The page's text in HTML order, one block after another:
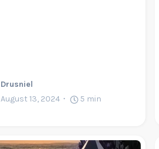
Drusniel
August 13, 2024
5 min